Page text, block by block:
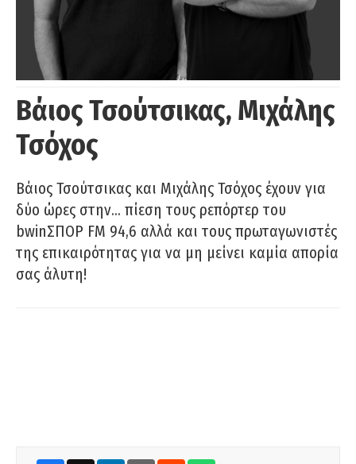
Βάιος Τσούτσικας, Μιχάλης
Τσόχος
Βάιος Τσούτσικας και Μιχάλης Τσόχος έχουν για
δύο ώρες στην… πίεση τους ρεπόρτερ του
bwinΣΠΟΡ FM 94,6 αλλά και τους πρωταγωνιστές
της επικαιρότητας για να μη μείνει καμία απορία
σας άλυτη!